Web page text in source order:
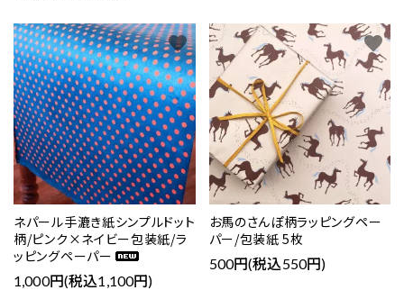
ネパール手漉き紙シンプルドット
柄/ピンク×ネイビー包装紙/ラ
ッピングペーパー
1,000円(税込1,100円)
favorite
お馬のさんぽ柄ラッピングペー
パー/包装紙 5枚
500円(税込550円)
favorite